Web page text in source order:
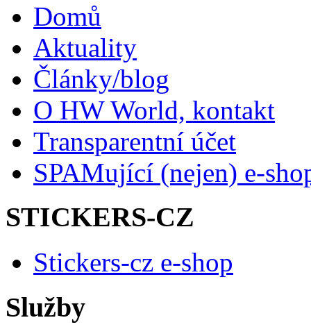
Domů
Aktuality
Články/blog
O HW World, kontakt
Transparentní účet
SPAMující (nejen) e-
STICKERS-CZ
Stickers-cz e-shop
Služby